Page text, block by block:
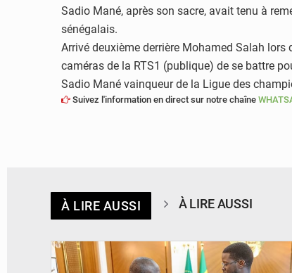
Sadio Mané, après son sacre, avait tenu à
sénégalais.
Arrivé deuxième derrière Mohamed Salah
caméras de la RTS1 (publique) de se battre
Sadio Mané vainqueur de la Ligue des
Suivez l'information en direct sur notre chaîne
À LIRE AUSSI À LIRE AUSSI